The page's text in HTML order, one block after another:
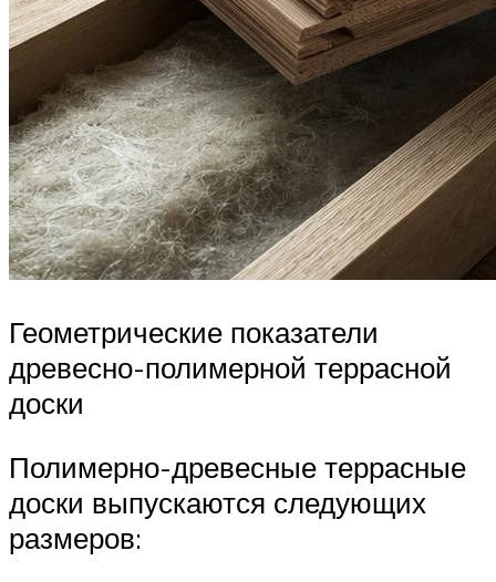
Геометрические показатели
древесно-полимерной террасной
доски
Полимерно-древесные террасные
доски выпускаются следующих
размеров: